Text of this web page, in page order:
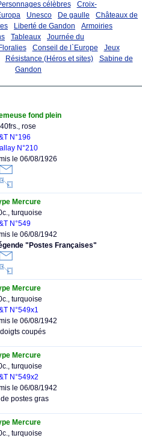
célèbres
Croix-
Unesco De gaulle
Châteaux de
Liberté de Gandon
Armoiries
Tableaux
Journée du
Floralies Conseil de l`Europe
Jeux
Résistance (Héros et sites)
Sabine de
Gandon
fond plein
rose
N°196
N°210
le 06/08/1926
Mercure
turquoise
N°549
le 06/08/1942
"Postes Françaises"
Mercure
turquoise
N°549x1
le 06/08/1942
coupés
Mercure
turquoise
N°549x2
le 06/08/1942
postes gras
Mercure
turquoise